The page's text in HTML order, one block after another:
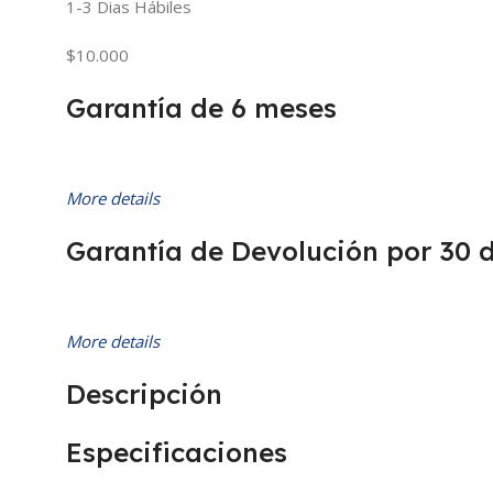
1-3 Dias Hábiles
$10.000
Garantía de 6 meses
More details
Garantía de Devolución por 30
More details
Descripción
Especificaciones